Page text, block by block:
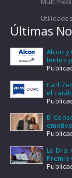
Últimas
Alcon y
lentes
Carl
el
El
La
Premio